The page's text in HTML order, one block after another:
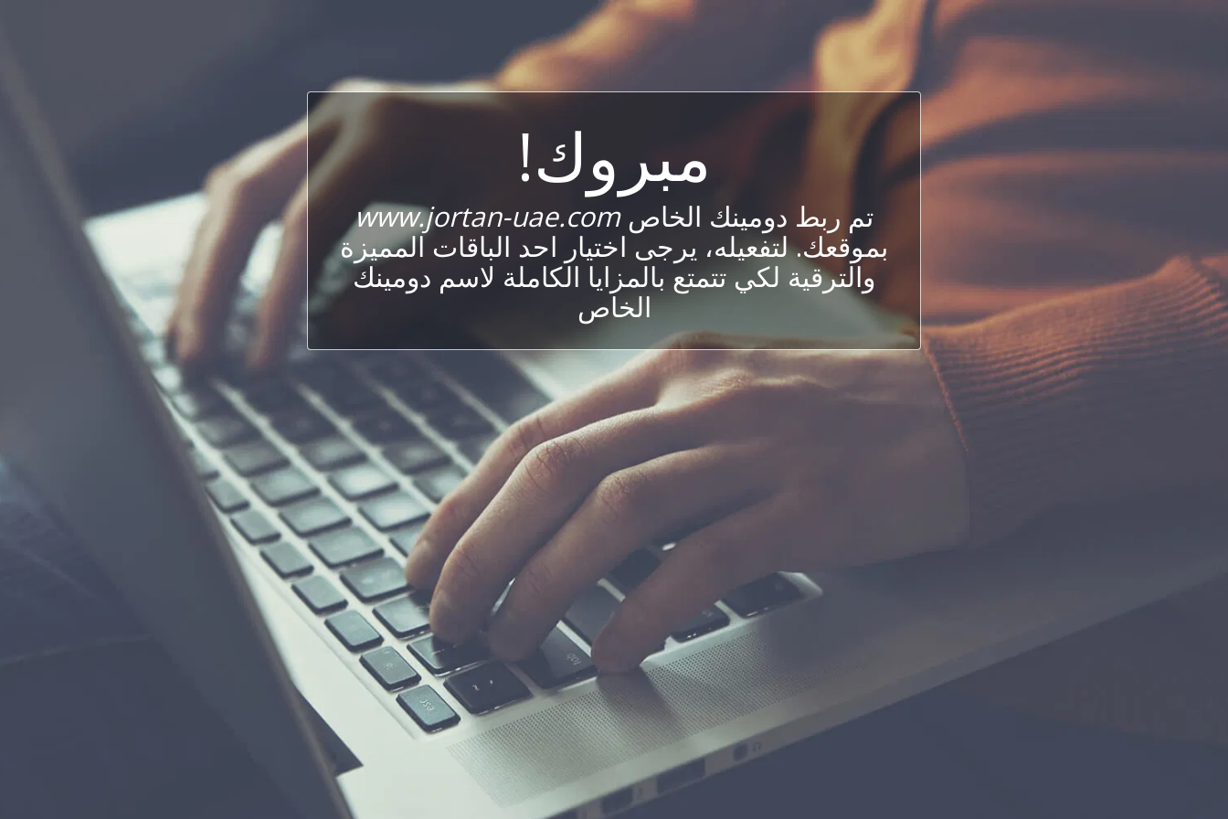
مبروك!
تم ربط دومينك الخاصwww.jortan-uae.com
بموقعك. لتفعيله، يرجى اختيار احد الباقات المميزة
والترقية لكي تتمتع بالمزايا الكاملة لاسم دومينك
الخاص